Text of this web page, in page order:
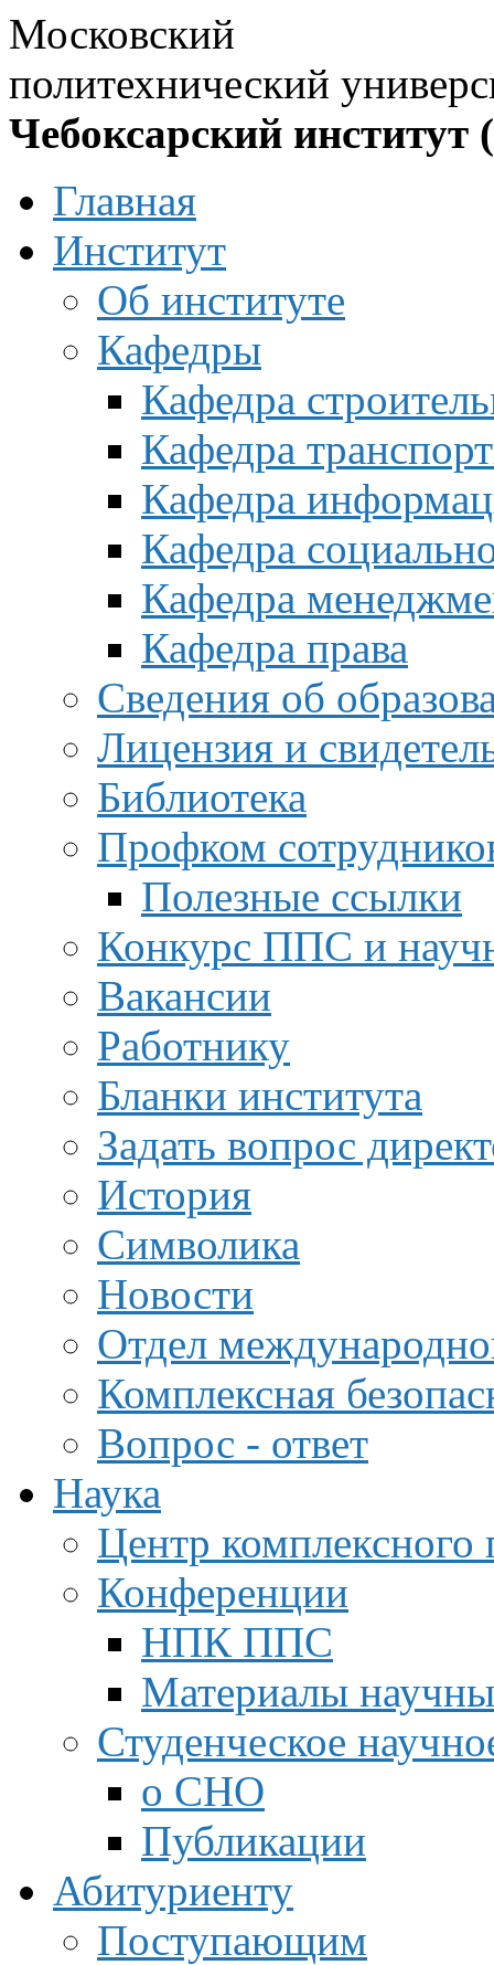
Московский
политехнический
Чебоксарский институт
Главная
Институт
Об институте
Кафедры
Кафедра
Кафедра
Кафедра
Кафедра
Кафедра
Кафедра права
Сведения об
Лицензия и
Библиотека
Профком
Полезные ссылки
Конкурс ППС и
Вакансии
Работнику
Бланки института
Задать вопрос
История
Символика
Новости
Отдел
Комплексная
Вопрос - ответ
Наука
Центр
Конференции
НПК ППС
Материалы
Студенческое
о СНО
Публикации
Абитуриенту
Поступающим